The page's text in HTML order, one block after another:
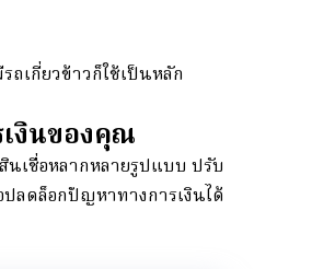
เกี่ยวข้าวก็ใช้เป็นหลัก
งินของคุณ
เชื่อหลากหลายรูปแบบ ปรับ
ลดล็อกปัญหาทางการเงินได้